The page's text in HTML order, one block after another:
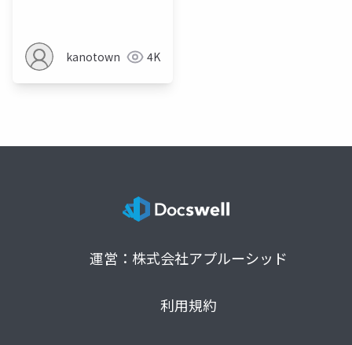
kanotown 4K
運営：株式会社アプルーシッド
利用規約